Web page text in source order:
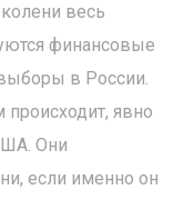
весь
финансовые
в России.
явно
Они
если именно он